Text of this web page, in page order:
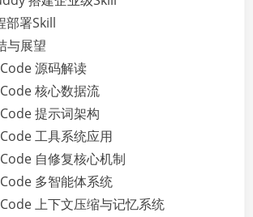
部署Skill
与展望
源码解读
核心数据流
提示词架构
工具系统应用
自修复核心机制
多智能体系统
上下文压缩与记忆系统